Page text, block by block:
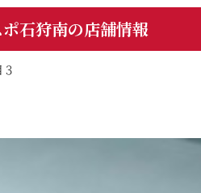
石狩南の店舗情報